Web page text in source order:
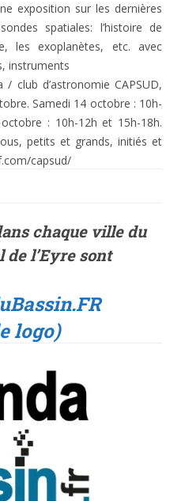
exposition sur les dernières
spatiales: l’histoire de
les exoplanètes, etc. avec
instruments
club d’astronomie CAPSUD,
Samedi 14 octobre : 10h-
: 10h-12h et 15h-18h.
petits et grands, initiés et
capsud/
chaque villedu
de l’Eyre sont
logo)